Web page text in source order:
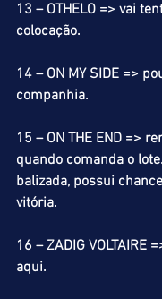
13 – OTHELO => vai
colocação.
14 – ON MY SIDE =>
companhia.
15 – ON THE END =>
quando comanda o
balizada, possui
vitória.
16 – ZADIG VOLTAIRE
aqui.